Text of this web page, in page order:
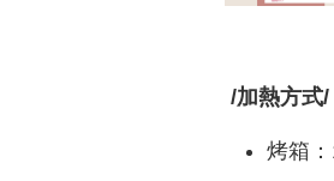
/加熱方式/
烤箱